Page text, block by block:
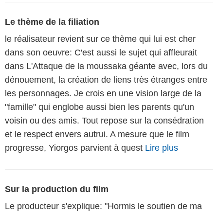
Le thème de la filiation
le réalisateur revient sur ce thème qui lui est cher
dans son oeuvre: C'est aussi le sujet qui affleurait
dans L'Attaque de la moussaka géante avec, lors du
dénouement, la création de liens très étranges entre
les personnages. Je crois en une vision large de la
"famille" qui englobe aussi bien les parents qu'un
voisin ou des amis. Tout repose sur la consédration
et le respect envers autrui. A mesure que le film
progresse, Yiorgos parvient à quest Lire plus
Sur la production du film
Le producteur s'explique: "Hormis le soutien de ma